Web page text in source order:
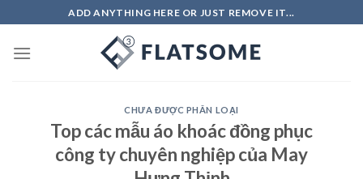
to
content
ADD ANYTHING HERE OR JUST REMOVE IT...
CHƯA ĐƯỢC PHÂN LOẠI
Top các mẫu áo khoác đồng phục
công ty chuyên nghiệp của May